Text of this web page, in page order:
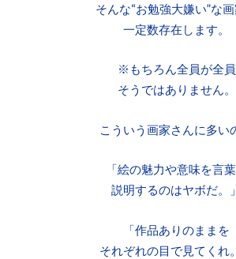
そんな“お勉強大嫌い”な
一定数存在します。
※もちろん全員が全員
そうではありません。
こういう画家さんに多い
「絵の魅力や意味を言
説明するのはヤボだ。」
「作品ありのままを
それぞれの目で見てくれ